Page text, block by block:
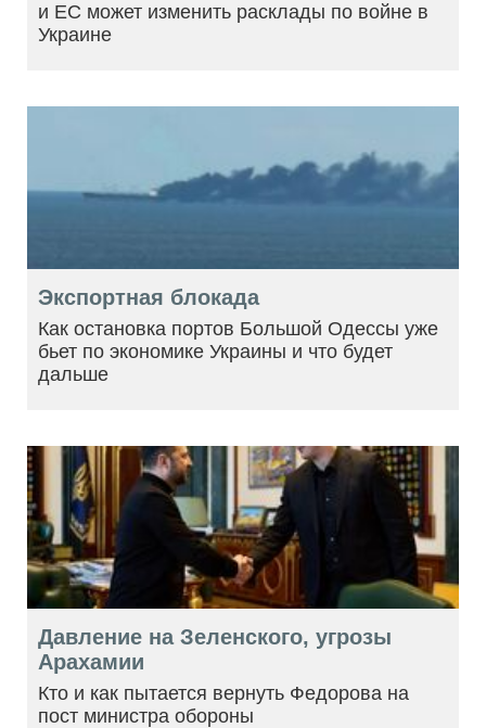
и ЕС может изменить расклады по войне в
Украине
Экспортная блокада
Как остановка портов Большой Одессы уже
бьет по экономике Украины и что будет
дальше
Давление на Зеленского, угрозы
Арахамии
Кто и как пытается вернуть Федорова на
пост министра обороны